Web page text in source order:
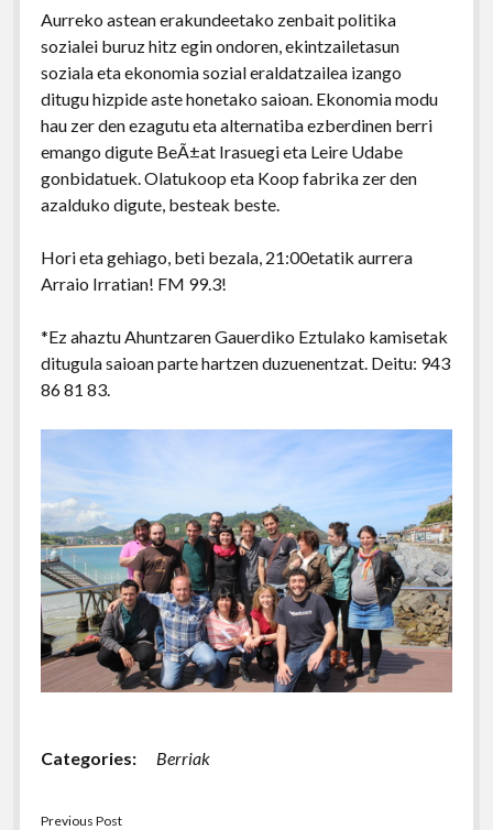
Aurreko astean erakundeetako zenbait politika
sozialei buruz hitz egin ondoren, ekintzailetasun
soziala eta ekonomia sozial eraldatzailea izango
ditugu hizpide aste honetako saioan. Ekonomia modu
hau zer den ezagutu eta alternatiba ezberdinen berri
emango digute BeÃ±at Irasuegi eta Leire Udabe
gonbidatuek. Olatukoop eta Koop fabrika zer den
azalduko digute, besteak beste.
Hori eta gehiago, beti bezala, 21:00etatik aurrera
Arraio Irratian! FM 99.3!
*Ez ahaztu Ahuntzaren Gauerdiko Eztulako kamisetak
ditugula saioan parte hartzen duzuenentzat. Deitu: 943
86 81 83.
Categories: Berriak
Previous Post